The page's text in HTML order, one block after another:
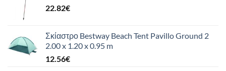
22.82€
Σκίαστρο Bestway Beach Tent Pavillo Ground 2
2.00 x 1.20 x 0.95 m
12.56€